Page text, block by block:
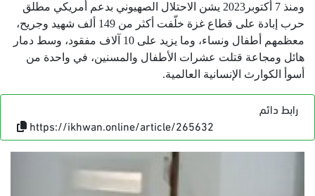
ومنذ 7 أكتوبر2023 يشن الاحتلال الصهيوني بدعم أمريكي مطلق
حرب إبادة على قطاع غزة خلّفت أكثر من 149 ألف شهيد وجريح،
معظمهم أطفال ونساء، وما يزيد على 10 آلاف مفقود، وسط دمار
هائل ومجاعة قتلت عشرات الأطفال والمسنين، في واحدة من
أسوأ الكوارث الإنسانية العالمية.
رابط دائم
https://ikhwan.online/article/265632